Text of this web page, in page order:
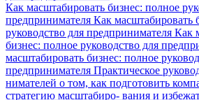
Как масштабировать бизнес: полное
предпринимателя Как масштабировать
руководство для предпринимателя Как
бизнес: полное руководство для
масштабировать бизнес: полное
предпринимателя Практическое
нимателей о том, как подготовить
стратегию масштабиро- вания и